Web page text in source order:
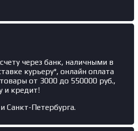
через банк, наличными в
курьеру*, онлайн оплата
от 3000 до 550000 руб.,
и кредит!
Санкт-Петербурга.